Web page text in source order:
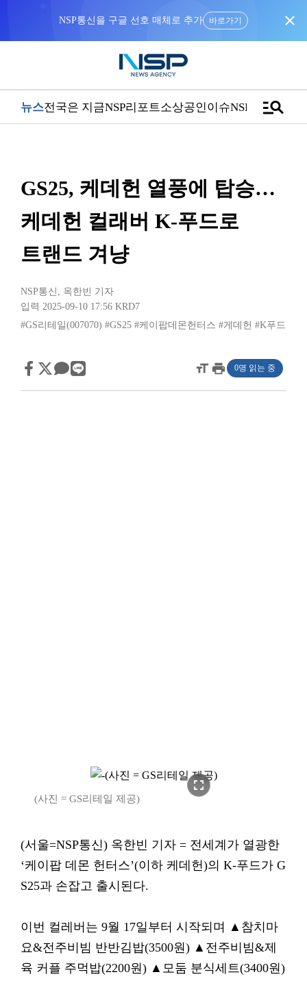
NSP통신을 구글 선호 매체로 추가 바로가기 close
뉴스전국은 지금NSP리포트소상공인이슈NSPTVmanage_search
GS25, 케데헌 열풍에 탑승…
케데헌 컬래버 K-푸드로
트랜드 겨냥
NSP통신 , 옥한빈 기자
입력 2025-09-10 17:56 KRD7
#GS리테일(007070) #GS25 #케이팝데몬헌터스 #게데헌 #K푸드
format_sizeprint 0명 읽는 중
fullscreen
(사진 = GS리테일 제공)
(서울=NSP통신) 옥한빈 기자 = 전세계가 열광한
‘케이팝 데몬 헌터스’(이하 케데헌)의 K-푸드가 G
S25과 손잡고 출시된다.
이번 컬레버는 9월 17일부터 시작되며 ▲참치마
요&전주비빔 반반김밥(3500원) ▲전주비빔&제
육 커플 주먹밥(2200원) ▲모둠 분식세트(3400원)